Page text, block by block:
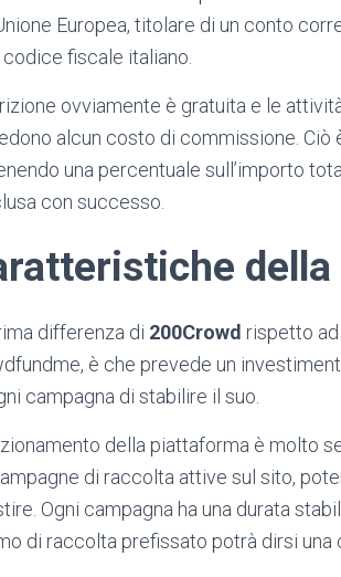
Europea, titolare di un conto
codice fiscale italiano.
ovviamente è gratuita e le
alcun costo di commissione.
una percentuale sull’importo
con successo.
differenza di 200Crowd rispetto
è che prevede un
campagna di stabilire il suo.
della piattaforma è molto
di raccolta attive sul sito,
Ogni campagna ha una durata
di raccolta prefissato potrà dirsi una